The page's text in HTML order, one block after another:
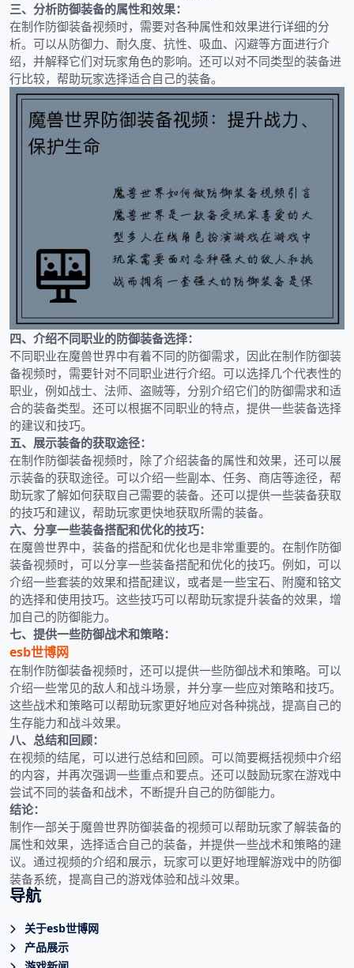
三、分析防御装备的属性和效果：
在制作防御装备视频时，需要对各种属性和效果进行详细的分
析。可以从防御力、耐久度、抗性、吸血、闪避等方面进行介
绍，并解释它们对玩家角色的影响。还可以对不同类型的装备进
行比较，帮助玩家选择适合自己的装备。
四、介绍不同职业的防御装备选择：
不同职业在魔兽世界中有着不同的防御需求，因此在制作防御装
备视频时，需要针对不同职业进行介绍。可以选择几个代表性的
职业，例如战士、法师、盗贼等，分别介绍它们的防御需求和适
合的装备类型。还可以根据不同职业的特点，提供一些装备选择
的建议和技巧。
五、展示装备的获取途径：
在制作防御装备视频时，除了介绍装备的属性和效果，还可以展
示装备的获取途径。可以介绍一些副本、任务、商店等途径，帮
助玩家了解如何获取自己需要的装备。还可以提供一些装备获取
的技巧和建议，帮助玩家更快地获取所需的装备。
六、分享一些装备搭配和优化的技巧：
在魔兽世界中，装备的搭配和优化也是非常重要的。在制作防御
装备视频时，可以分享一些装备搭配和优化的技巧。例如，可以
介绍一些套装的效果和搭配建议，或者是一些宝石、附魔和铭文
的选择和使用技巧。这些技巧可以帮助玩家提升装备的效果，增
加自己的防御能力。
七、提供一些防御战术和策略：
esb世博网
在制作防御装备视频时，还可以提供一些防御战术和策略。可以
介绍一些常见的敌人和战斗场景，并分享一些应对策略和技巧。
这些战术和策略可以帮助玩家更好地应对各种挑战，提高自己的
生存能力和战斗效果。
八、总结和回顾：
在视频的结尾，可以进行总结和回顾。可以简要概括视频中介绍
的内容，并再次强调一些重点和要点。还可以鼓励玩家在游戏中
尝试不同的装备和战术，不断提升自己的防御能力。
结论：
制作一部关于魔兽世界防御装备的视频可以帮助玩家了解装备的
属性和效果，选择适合自己的装备，并提供一些战术和策略的建
议。通过视频的介绍和展示，玩家可以更好地理解游戏中的防御
装备系统，提高自己的游戏体验和战斗效果。
导航
关于esb世博网
产品展示